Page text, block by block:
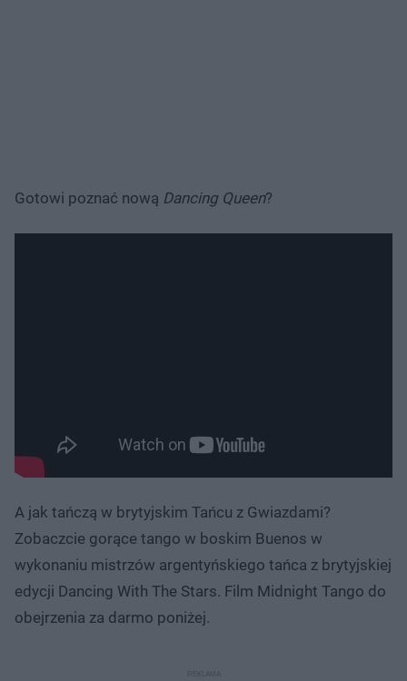
Gotowi poznać nową Dancing Queen?
A jak tańczą w brytyjskim Tańcu z Gwiazdami?
Zobaczcie gorące tango w boskim Buenos w
wykonaniu mistrzów argentyńskiego tańca z brytyjskiej
edycji Dancing With The Stars. Film Midnight Tango do
obejrzenia za darmo poniżej.